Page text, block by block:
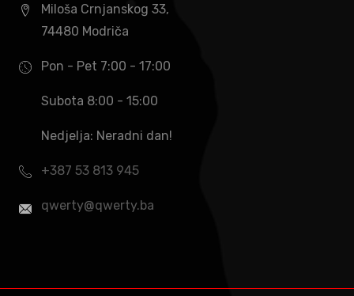
Miloša Crnjanskog 33,
74480 Modriča
Pon - Pet 7:00 - 17:00
Subota 8:00 - 15:00
Nedjelja: Neradni dan!
+387 53 813 945
qwerty@qwerty.ba